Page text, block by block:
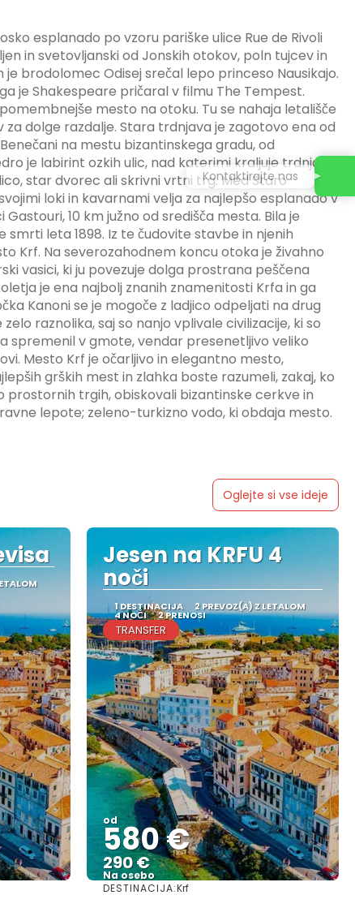
esplanado po vzoru pariške ulice Rue de Rivoli
in svetovljanski od Jonskih otokov, poln tujcev in
brodolomec Odisej srečal lepo princeso Nausikajo.
je Shakespeare pričaral v filmu The Tempest.
mesto na otoku. Tu se nahaja letališče
dolge razdalje. Stara trdnjava je zagotovo ena od
na mestu bizantinskega gradu, od
je labirint ozkih ulic, nad katerimi kraljuje trdnjava
star dvorec ali skrivni vrtni trg. Med Staro
loki in kavarnami velja za najlepšo esplanado v
10 km južno od središča mesta. Bila je
leta 1898. Iz te čudovite stavbe in njenih
Krf. Na severozahodnem koncu otoka je živahno
vasici, ki ju povezuje dolga prostrana peščena
je ena najbolj znanih znamenitosti Krfa in ga
Kanoni se je mogoče z ladjico odpeljati na drug
raznolika, saj so nanjo vplivale civilizacije, ki so
spremenil v gmote, vendar presenetljivo veliko
Mesto Krf je očarljivo in elegantno mesto,
grških mest in zlahka boste razumeli, zakaj, ko
prostornih trgih, obiskovali bizantinske cerkve in
lepote; zeleno-turkizno vodo, ki obdaja mesto.
Oglejte si vse ideje
Jesen na KRFU 4
noči
1 DESTINACIJA 2 PREVOZ(A) Z LETALOM
4 NOČI 2 PRENOSI
TRANSFER
od
580 €
290 €
Na osebo
DESTINACIJA:Krf
Kontaktirajte nas